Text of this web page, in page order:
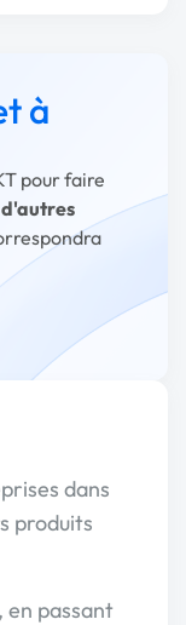
à
pour faire
d'autres
dans
produits
en passant